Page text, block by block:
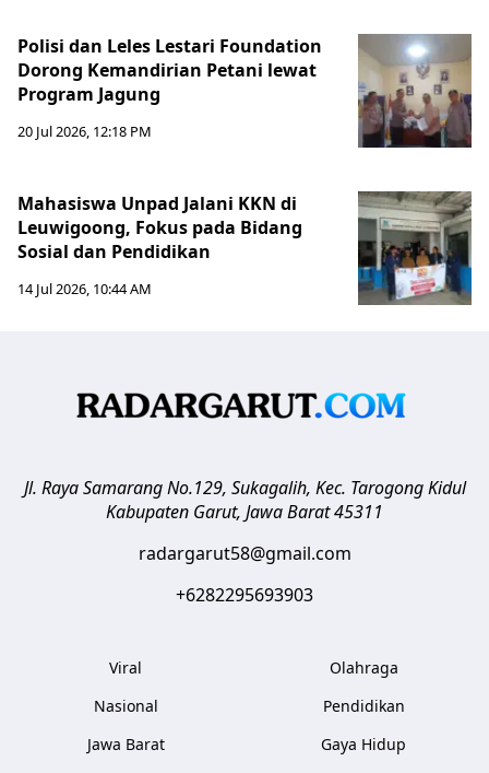
Polisi dan Leles Lestari Foundation
Dorong Kemandirian Petani lewat
Program Jagung
20 Jul 2026, 12:18 PM
Mahasiswa Unpad Jalani KKN di
Leuwigoong, Fokus pada Bidang
Sosial dan Pendidikan
14 Jul 2026, 10:44 AM
Jl. Raya Samarang No.129, Sukagalih, Kec. Tarogong Kidul
Kabupaten Garut, Jawa Barat45311
radargarut58@gmail.com
+6282295693903
Viral
Nasional
Jawa Barat
Olahraga
Pendidikan
Gaya Hidup